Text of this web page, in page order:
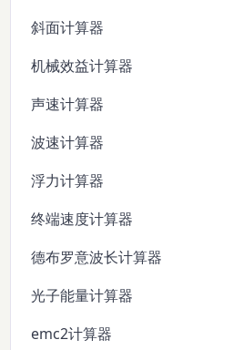
斜面计算器
机械效益计算器
声速计算器
波速计算器
浮力计算器
终端速度计算器
德布罗意波长计算器
光子能量计算器
emc2计算器